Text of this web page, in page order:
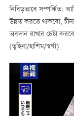
নিবিড়ভাবে সম্পর্কিত।
উন্নত করতে থাকবো, চীনা
অবদান রাখার চেষ্টা
(তুহিনা/হাশিম/স্বর্ণা)